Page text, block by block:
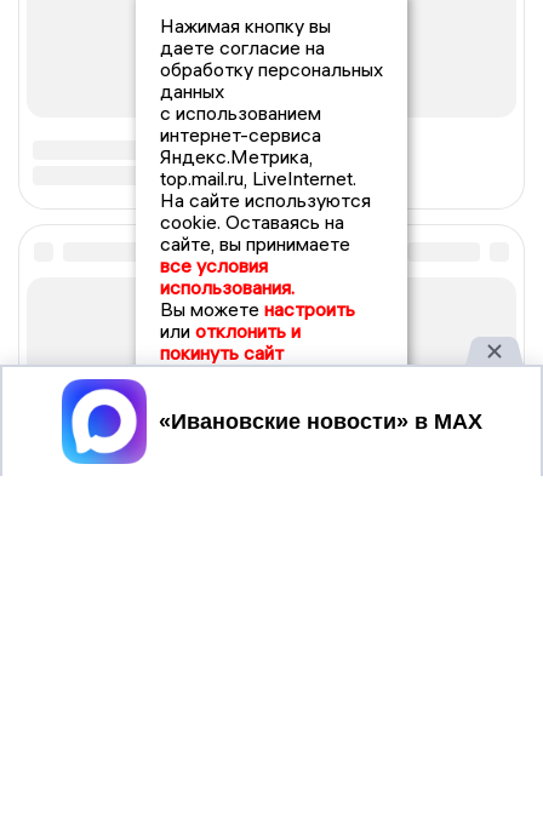
Нажимая кнопку вы
даете согласие на
обработку персональных
данных
с использованием
интернет-сервиса
Яндекс.Метрика,
top.mail.ru, LiveInternet.
На сайте используются
cookie. Оставаясь на
сайте, вы принимаете
все условия
использования.
Вы можете настроить
или отклонить и
покинуть сайт
Принять